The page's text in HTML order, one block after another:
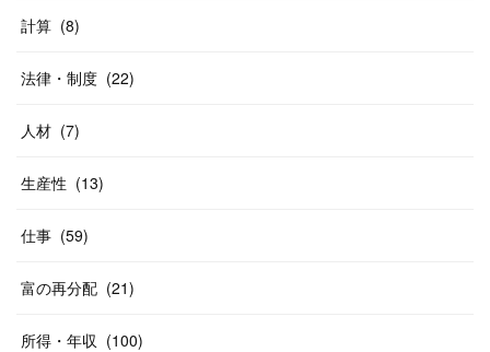
計算 (8)
法律・制度 (22)
人材 (7)
生産性 (13)
仕事 (59)
富の再分配 (21)
所得・年収 (100)